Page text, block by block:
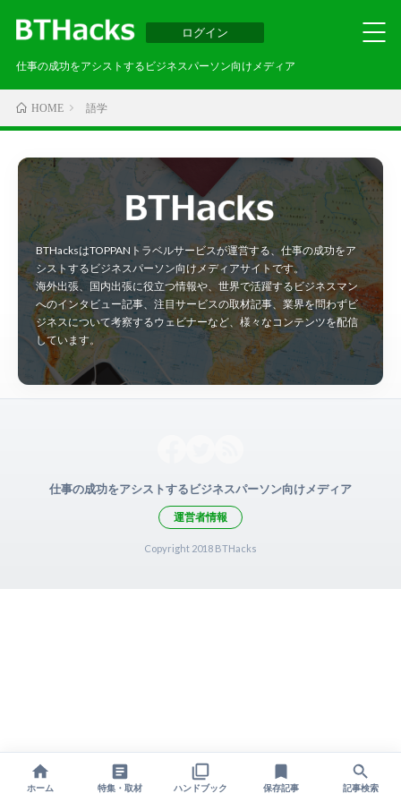
ログイン
仕事の成功をアシストするビジネスパーソン向けメディア
HOME 語学
BTHacksはTOPPANトラベルサービスが運営する、仕事の成功をア
シストするビジネスパーソン向けメディアサイトです。
海外出張、国内出張に役立つ情報や、世界で活躍するビジネスマン
へのインタビュー記事、注目サービスの取材記事、業界を問わずビ
ジネスについて考察するウェビナーなど、様々なコンテンツを配信
しています。
仕事の成功をアシストするビジネスパーソン向けメディア
運営者情報
Copyright 2018 BTHacks
ホーム 特集・取材 ハンドブック 保存記事 記事検索